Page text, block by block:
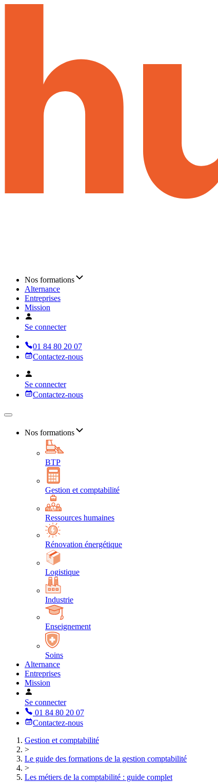
Nos formations
Alternance
Entreprises
Mission
Se connecter
01 84 80 20 07
Contactez-nous
Se connecter
Contactez-nous
Nos formations
BTP
Gestion et comptabilité
Ressources humaines
Rénovation énergétique
Logistique
Industrie
Enseignement
Soins
Alternance
Entreprises
Mission
Se connecter
01 84 80 20 07
Contactez-nous
Gestion et comptabilité
>
Le guide des formations de la gestion comptabilité
>
Les métiers de la comptabilité : guide complet